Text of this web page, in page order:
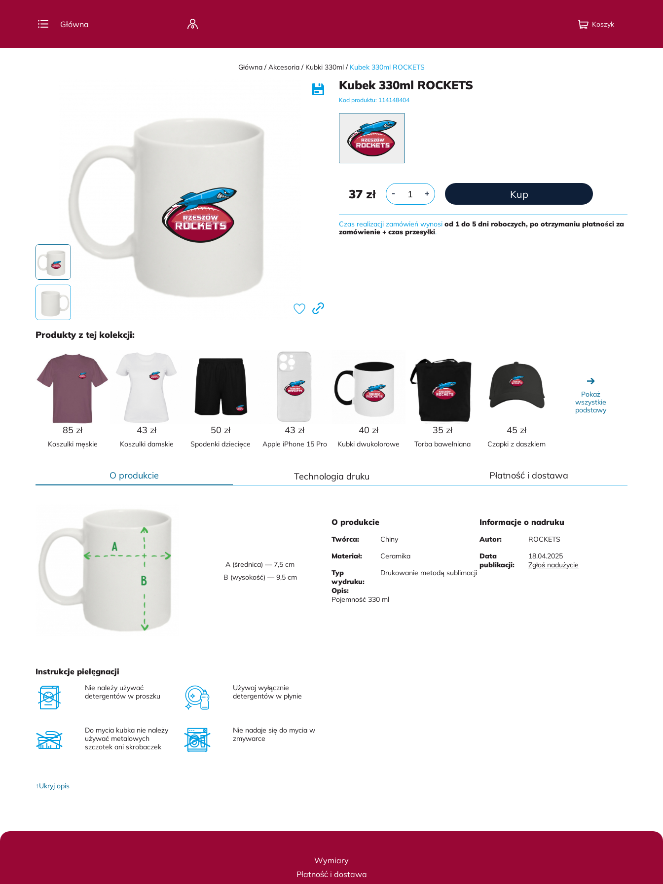
Główna Koszyk
Główna Akcesoria Kubki 330ml Kubek 330ml ROСKETS
Kubek 330ml ROСKETS
Kod produktu: 114148404
37 zł - + Kup
Czas realizacji zamówień wynosi od 1 do 5 dni roboczych, po otrzymaniu płatności za
zamówienie + czas przesyłki.
Produkty z tej kolekcji:
85 zł
Koszulki męskie
43 zł
Koszulki damskie
50 zł
Spodenki dziecięce
43 zł
Apple iPhone 15 Pro
40 zł
Kubki dwukolorowe
35 zł
Torba bawełniana
45 zł
Czapki z daszkiem
Pokaż
wszystkie
podstawy
O produkcie Technologia druku Płatność i dostawa
A (średnica) — 7,5 cm
B (wysokość) — 9,5 cm
O produkcie
Twórca:
Chiny
Materiał:
Ceramika
Typ
wydruku:
Drukowanie metodą sublimacji
Informacje o nadruku
Autor:
ROCKETS
Data
publikacji:
18.04.2025
Zgłoś nadużycie
Opis:
Pojemność 330 ml
Instrukcje pielęgnacji
Nie należy używać
detergentów w proszku
Używaj wyłącznie
detergentów w płynie
Do mycia kubka nie należy
używać metalowych
szczotek ani skrobaczek
Nie nadaje się do mycia w
zmywarce
Ukryj opis
Wymiary
Płatność i dostawa